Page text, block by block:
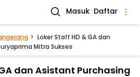
Masuk Daftar
Loker Staff HD & GA dan
Mitra Sukses
dan Asistant Purchasing